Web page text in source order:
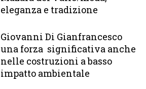
eleganza e tradizione
Giovanni Di Gianfrancesco
una forza significativa anche
nelle costruzioni a basso
impatto ambientale